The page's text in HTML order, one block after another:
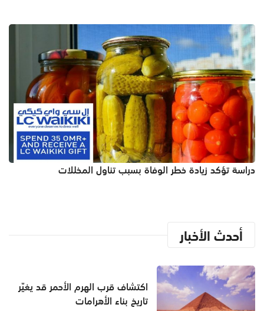
دراسة تؤكد زيادة خطر الوفاة بسبب تناول المخللات
أحدث الأخبار
اكتشاف قرب الهرم الأحمر قد يغيّر
تاريخ بناء الأهرامات